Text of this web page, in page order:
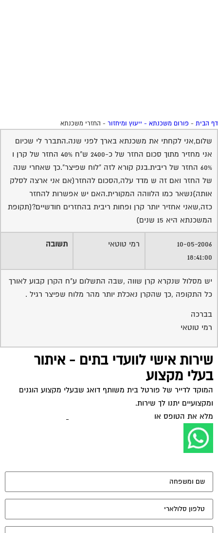
18:41:00
יש מסלול שנקרא קרן שווה ,שבה התשלום ע"ח הקרן קבוע לאורך
כל התקופה ,כך שהקרן נאכלת יותר מהר מלוח שפיצר רגיל .
בברכה
רמי טוטאי
שירות אישי לוועדי בתים - איתור
בעלי מקצוע
המוקד לדייר של פורטל בית משותף דואג שבעלי מקצוע הוגנים
מלא את הטופס או
לחץ לשליחת הודעת ווצאפ